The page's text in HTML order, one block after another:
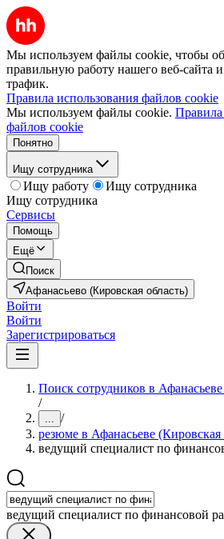
Мы используем файлы cookie, чтобы
правильную работу нашего веб-сайта и
трафик.
Правила использования файлов cookie
Мы используем файлы cookie. Правила
файлов cookie
Понятно
Ищу сотрудника
Ищу работу
Ищу сотрудника
Ищу сотрудника
Сервисы
Помощь
Ещё
Поиск
Афанасьево (Кировская область)
Войти
Войти
Зарегистрироваться
Поиск сотрудников в
/
... /
резюме в Афанасьеве (Кировская
ведущий специалист по
ведущий специалист по финансовой